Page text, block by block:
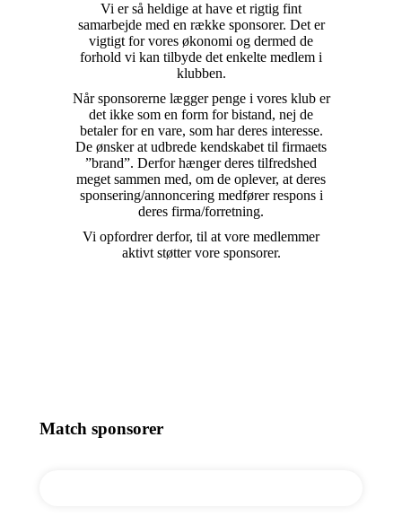
Vi er så heldige at have et rigtig fint
samarbejde med en række sponsorer. Det er
vigtigt for vores økonomi og dermed de
forhold vi kan tilbyde det enkelte medlem i
klubben.
Når sponsorerne lægger penge i vores klub er
det ikke som en form for bistand, nej de
betaler for en vare, som har deres interesse.
De ønsker at udbrede kendskabet til firmaets
”brand”. Derfor hænger deres tilfredshed
meget sammen med, om de oplever, at deres
sponsering/annoncering medfører respons i
deres firma/forretning.
Vi opfordrer derfor, til at vore medlemmer
aktivt støtter vore sponsorer.
Match sponsorer